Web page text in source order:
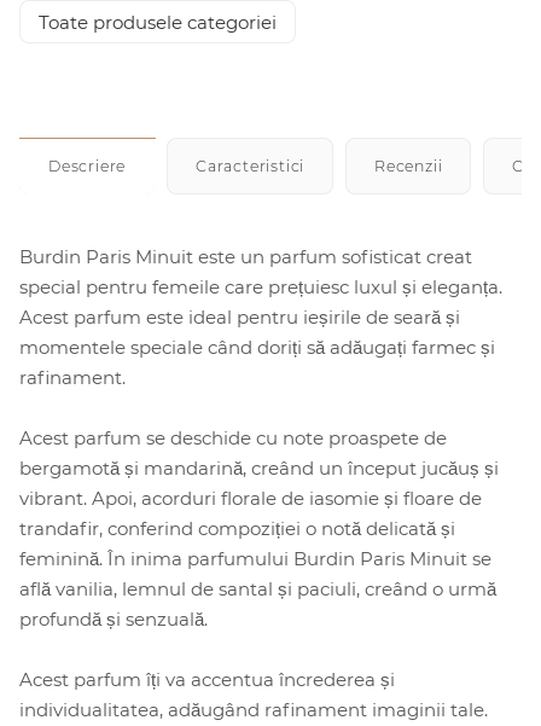
Toate produsele categoriei
Descriere Caracteristici Recenzii
Burdin Paris Minuit este un parfum sofisticat creat
special pentru femeile care prețuiesc luxul și eleganța.
Acest parfum este ideal pentru ieșirile de seară și
momentele speciale când doriți să adăugați farmec și
rafinament.
Acest parfum se deschide cu note proaspete de
bergamotă și mandarină, creând un început jucăuș și
vibrant. Apoi, acorduri florale de iasomie și floare de
trandafir, conferind compoziției o notă delicată și
feminină. În inima parfumului Burdin Paris Minuit se
află vanilia, lemnul de santal și paciuli, creând o urmă
profundă și senzuală.
Acest parfum îți va accentua încrederea și
individualitatea, adăugând rafinament imaginii tale.